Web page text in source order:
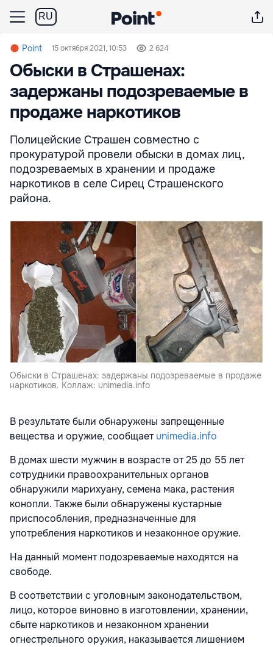
RU
Point 15 октября 2021, 10:53 2 624
Обыски в Страшенах:
задержаны подозреваемые в
продаже наркотиков
Полицейские Страшен совместно с
прокуратурой провели обыски в домах лиц,
подозреваемых в хранении и продаже
наркотиков в селе Сирец Страшенского
района.
Обыски в Страшенах: задержаны подозреваемые в продаже
наркотиков. Коллаж: unimedia.info
В результате были обнаружены запрещенные
вещества и оружие, сообщаетunimedia.info
В домах шести мужчин в возрасте от 25 до 55 лет
сотрудники правоохранительных органов
обнаружили марихуану, семена мака, растения
конопли. Также были обнаружены кустарные
приспособления, предназначенные для
употребления наркотиков и незаконное оружие.
На данный момент подозреваемые находятся на
свободе.
В соответствии с уголовным законодательством,
лицо, которое виновно в изготовлении, хранении,
сбыте наркотиков и незаконном хранении
огнестрельного оружия, наказывается лишением